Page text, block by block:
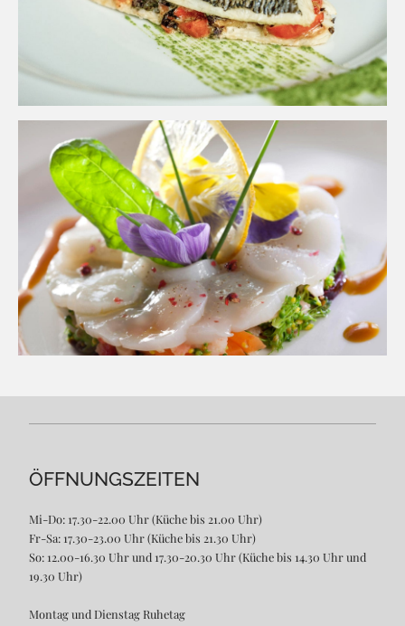
ÖFFNUNGSZEITEN
Mi-Do: 17.30-22.00 Uhr (Küche bis 21.00 Uhr)
Fr-Sa: 17.30-23.00 Uhr (Küche bis 21.30 Uhr)
So: 12.00-16.30 Uhr und 17.30-20.30 Uhr (Küche bis 14.30 Uhr und
19.30 Uhr)
Montag und Dienstag Ruhetag